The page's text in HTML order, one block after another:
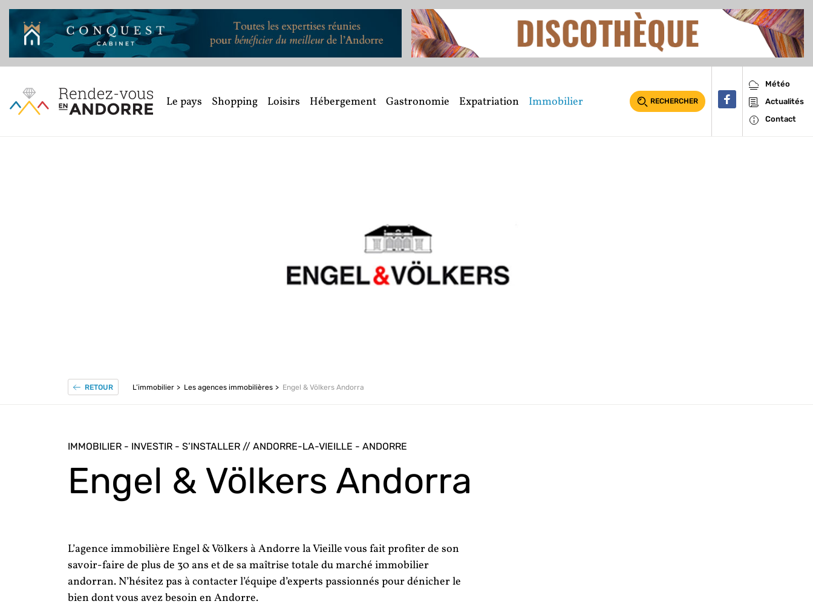
Le pays Shopping Loisirs Hébergement Gastronomie Expatriation Immobilier RECHERCHER
Météo
Actualités
Contact
RETOUR L’immobilier Les agences immobilières Engel & Völkers Andorra
IMMOBILIER - INVESTIR - S’INSTALLER // ANDORRE-LA-VIEILLE - ANDORRE
Engel & Völkers Andorra
L’agence immobilière Engel & Völkers à Andorre la Vieille vous fait profiter de son
savoir-faire de plus de 30 ans et de sa maîtrise totale du marché immobilier
andorran. N’hésitez pas à contacter l’équipe d’experts passionnés pour dénicher le
bien dont vous avez besoin en Andorre.